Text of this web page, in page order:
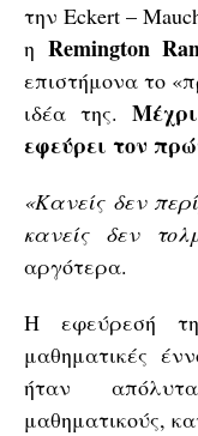
την Eckert –
η Remington
επιστήμονα το
ιδέα της.
εφεύρει τον
«Κανείς δεν
κανείς δεν
αργότερα.
Η εφεύρεσή
μαθηματικές
ήταν
μαθηματικούς,